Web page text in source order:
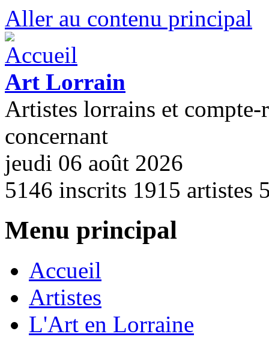
Aller au contenu principal
Art Lorrain
Artistes lorrains et compte-
concernant
jeudi 06 août 2026
5146 inscrits 1915 artistes
Menu principal
Accueil
Artistes
L'Art en Lorraine